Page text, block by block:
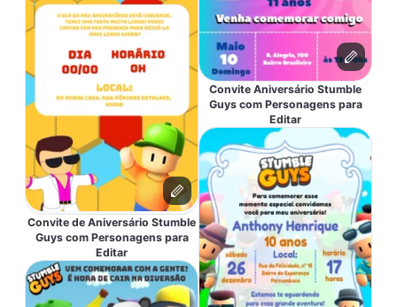
Convite de Aniversário Stumble
Guys com Personagens para
Editar
Convite Aniversário Stumble
Guys com Personagens para
Editar